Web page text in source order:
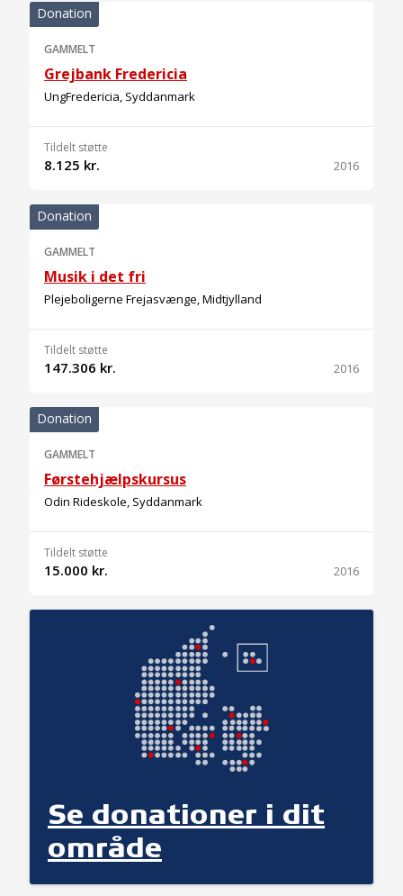
Se donationer i dit
område
Donation
GAMMELT
Grejbank Fredericia
UngFredericia, Syddanmark
Tildelt støtte
8.125 kr. 2016
Donation
GAMMELT
Musik i det fri
Plejeboligerne Frejasvænge, Midtjylland
Tildelt støtte
147.306 kr. 2016
Donation
GAMMELT
Førstehjælpskursus
Odin Rideskole, Syddanmark
Tildelt støtte
15.000 kr. 2016